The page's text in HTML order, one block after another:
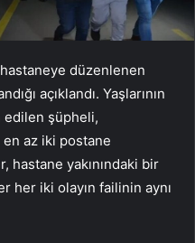
düzenlenen
açıklandı. Yaşlarının
edilen şüpheli,
en az iki postane
hastane yakınındaki bir
her iki olayın failinin aynı